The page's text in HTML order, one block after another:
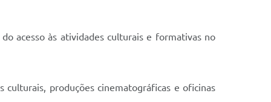
acesso às atividades culturais e formativas no
produções cinematográficas e oficinas